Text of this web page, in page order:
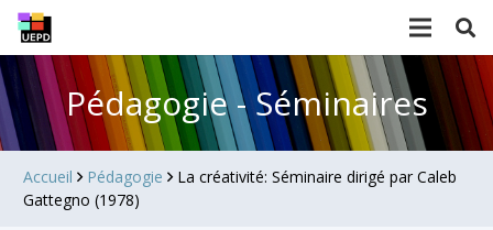
Pédagogie - Séminaires
Accueil Pédagogie La créativité: Séminaire dirigé par Caleb
Gattegno (1978)